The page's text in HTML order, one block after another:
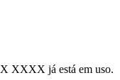
XXXX já está em uso.